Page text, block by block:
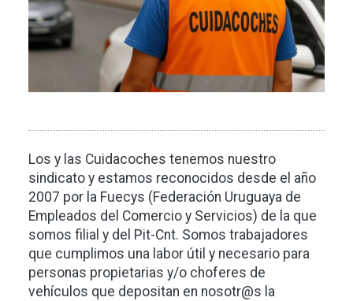
Los y las Cuidacoches tenemos nuestro
sindicato y estamos reconocidos desde el año
2007 por la Fuecys (Federación Uruguaya de
Empleados del Comercio y Servicios) de la que
somos filial y del Pit-Cnt. Somos trabajadores
que cumplimos una labor útil y necesario para
personas propietarias y/o choferes de
vehículos que depositan en nosotr@s la